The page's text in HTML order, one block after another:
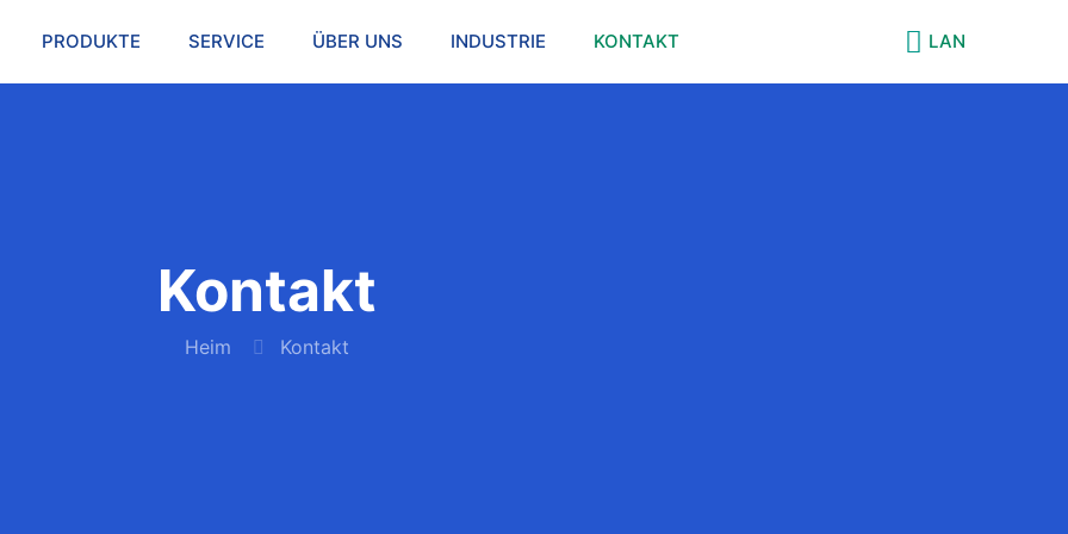
PRODUKTE SERVICE ÜBER UNS INDUSTRIE KONTAKT LAN
Kontakt
Heim Kontakt